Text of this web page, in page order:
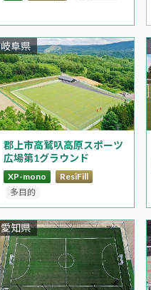
郡上市高鷲叺高原スポーツ
広場第1グラウンド
岐阜県
XP-mono
ResiFill
多目的
愛知県